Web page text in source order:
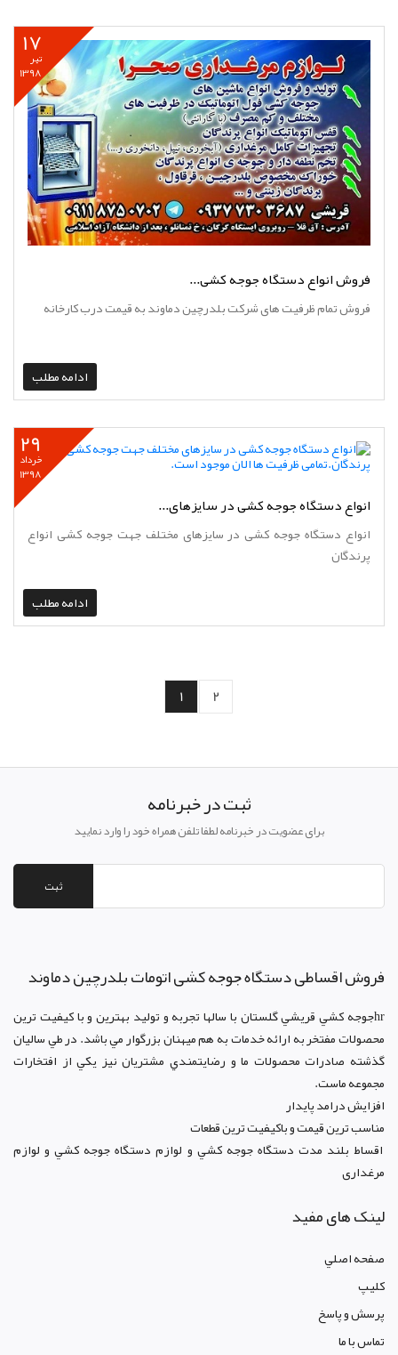
فروش انواع دستگاه جوجه کشی...
فروش تمام ظرفیت های شرکت بلدرچین دماوند به قیمت درب کارخانه
ادامه مطلب
17
تیر
1398
انواع دستگاه جوجه کشی در سایزهای...
انواع دستگاه جوجه کشی در سایزهای مختلف جهت جوجه کشی انواع
پرندگان
ادامه مطلب
29
خرداد
1398
1 2
ثبت در خبرنامه
برای عضویت در خبرنامه لطفا تلفن همراه خود را وارد نمایید
ثبت
فروش اقساطی دستگاه جوجه کشی اتومات بلدرچین دماوند
hrجوجه کشي قريشي گلستان با سالها تجربه و توليد بهترين و با کيفيت ترين
محصولات مفتخر به ارائه خدمات به هم ميهنان بزرگوار مي باشد. در طي ساليان
گذشته صادرات محصولات ما و رضايتمندي مشتريان نيز يکي از افتخارات
مجموعه ماست.
افزايش درامد پايدار
مناسب ترين قيمت و باکيفيت ترين قطعات
اقساط بلند مدت دستگاه جوجه کشي و لوازم دستگاه جوجه کشي و لوازم
مرغداری
لینک های مفید
صفحه اصلي
کليپ
پرسش و پاسخ
تماس با ما